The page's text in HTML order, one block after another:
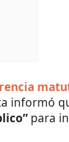
informó
para